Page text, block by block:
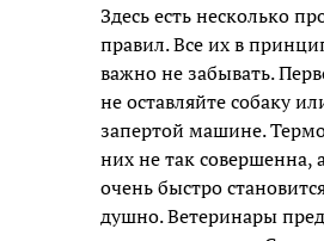
Здесь есть несколько
правил. Все их в
важно не забывать.
не оставляйте собаку
запертой машине.
них не так совершенна,
очень быстро
душно. Ветеринары